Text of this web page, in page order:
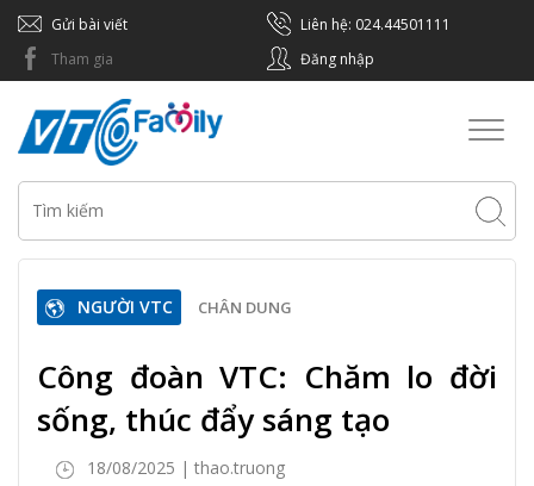
Gửi bài viết
Liên hệ: 024.44501111
Tham gia
Đăng nhập
NGƯỜI VTC CHÂN DUNG
Công đoàn VTC: Chăm lo đời
sống, thúc đẩy sáng tạo
18/08/2025 | thao.truong